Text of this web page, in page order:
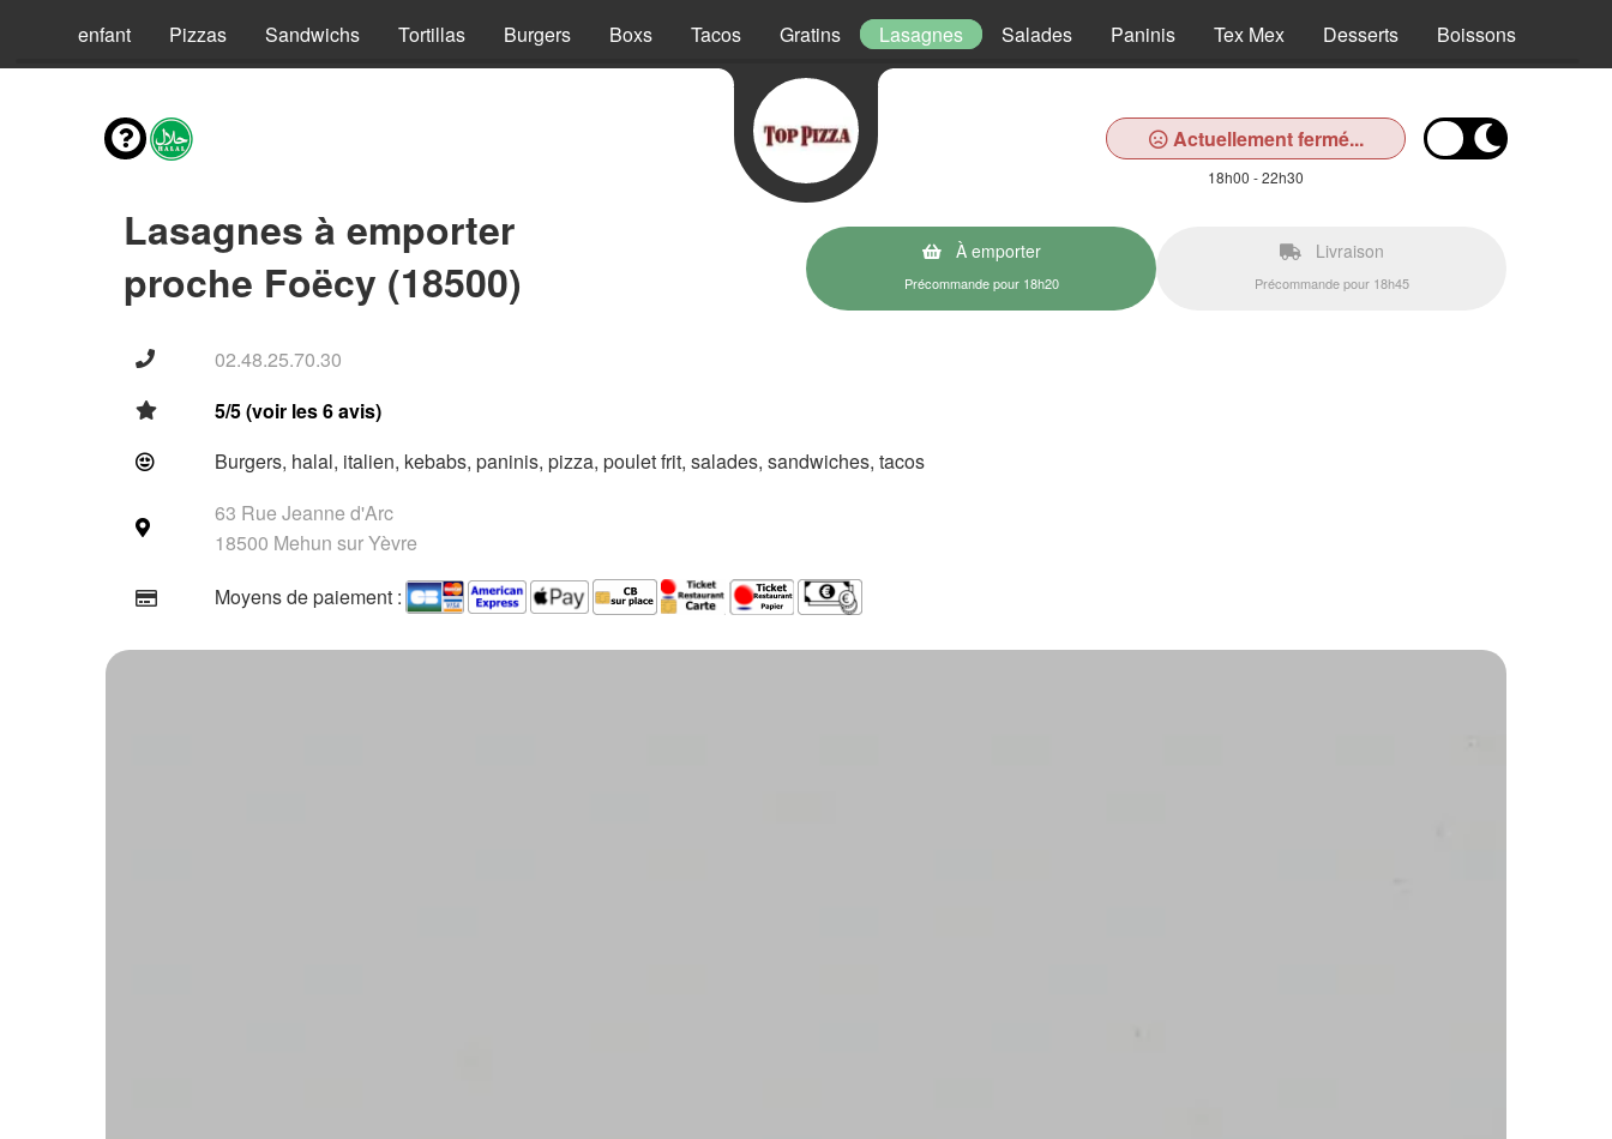
Menus enfant Pizzas Sandwichs Tortillas Burgers Boxs Tacos Gratins Lasagnes Salades Paninis Tex Mex Desserts Boissons
Actuellement fermé...
18h00 - 22h30
Lasagnes à emporter
proche Foëcy (18500)
À emporter
Précommande pour 18h20
Livraison
Précommande pour 18h45
02.48.25.70.30
5/5 (voir les 6 avis)
Burgers, halal, italien, kebabs, paninis, pizza, poulet frit, salades, sandwiches, tacos
63 Rue Jeanne d'Arc
18500 Mehun sur Yèvre
Moyens de paiement :